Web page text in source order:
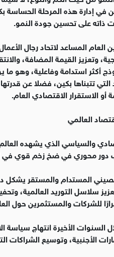
في إدارة هذه المرحلة
ذاته على تحسين جودة النمو.
المساعد لاتحاد رجال
وتعزيز القيمة المضافة،
أكثر استدامة وفاعلية، وهو
التي تتبناها بكين، فضلا عن
أو الاستقرار الاقتصادي العام.
العالمي
والسياسي الذي يشهده العالم،
دور محوري في ضخ زخم قوي في
المستدام والمستقر يشكل
سلاسل التوريد العالمية،
للشركات والمستثمرين حول
الأخيرة انتهاج سياسة
الأجنبية، وتوسيع الشراكات